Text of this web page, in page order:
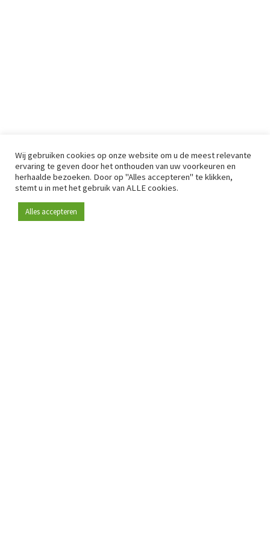
Wij gebruiken cookies op onze website om u de meest relevante
ervaring te geven door het onthouden van uw voorkeuren en
herhaalde bezoeken. Door op "Alles accepteren" te klikken,
stemt u in met het gebruik van ALLE cookies.
Alles accepteren